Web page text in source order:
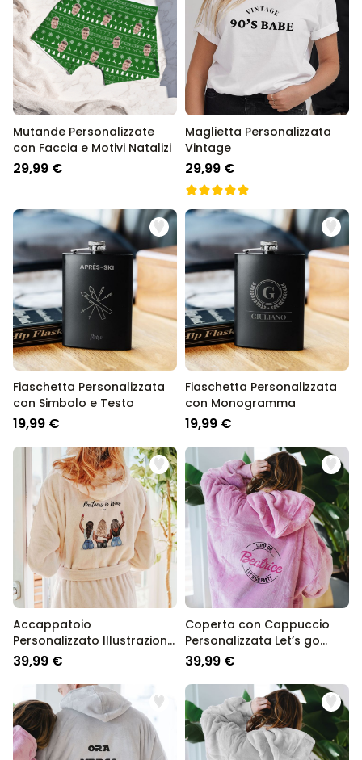
Mutande Personalizzate
con Faccia e Motivi Natalizi
29,99 €
Maglietta Personalizzata
Vintage
29,99 €
Fiaschetta Personalizzata
con Simbolo e Testo
19,99 €
Fiaschetta Personalizzata
con Monogramma
19,99 €
Accappatoio
Personalizzato Illustrazione
di Amiche con Testo
39,99 €
Coperta con Cappuccio
Personalizzata Let’s go
Party
39,99 €